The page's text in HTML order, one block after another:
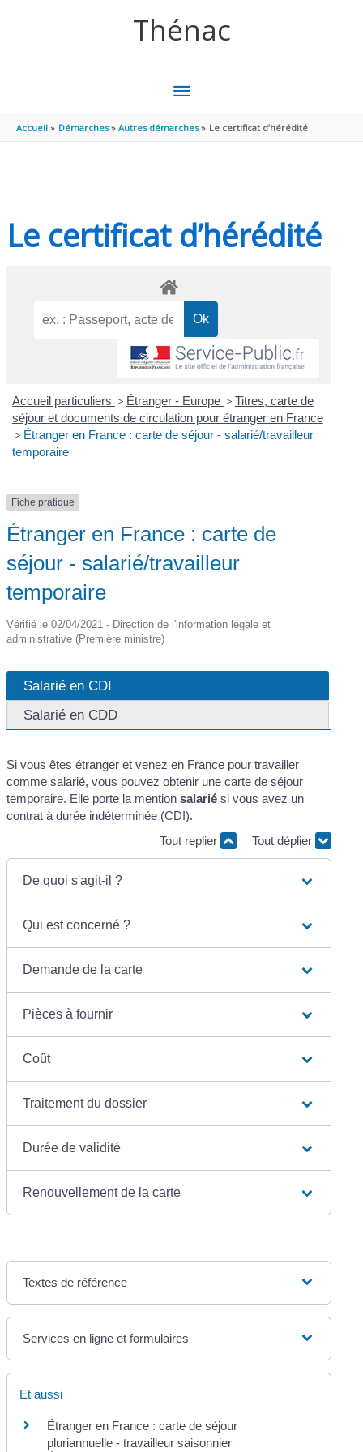
Thénac
MENU
PRINCIPAL
Accueil Démarches Autres démarches Le certificat d’hérédité
Le certificat d’hérédité
Accueil particuliers > Étranger - Europe > Titres, carte de
séjour et documents de circulation pour étranger en France
> Étranger en France : carte de séjour - salarié/travailleur
temporaire
Fiche pratique
Étranger en France : carte de
séjour - salarié/travailleur
temporaire
Vérifié le 02/04/2021 - Direction de l'information légale et
administrative (Première ministre)
Salarié en CDI
Salarié en CDD
Si vous êtes étranger et venez en France pour travailler
comme salarié, vous pouvez obtenir une carte de séjour
temporaire. Elle porte la mentionsalarié si vous avez un
contrat à durée indéterminée (CDI).
Tout replier
Tout déplier
De quoi s'agit-il ?
Qui est concerné ?
Demande de la carte
Pièces à fournir
Coût
Traitement du dossier
Durée de validité
Renouvellement de la carte
Textes de référence
Services en ligne et formulaires
Et aussi
Étranger en France : carte de séjour
pluriannuelle - travailleur saisonnier